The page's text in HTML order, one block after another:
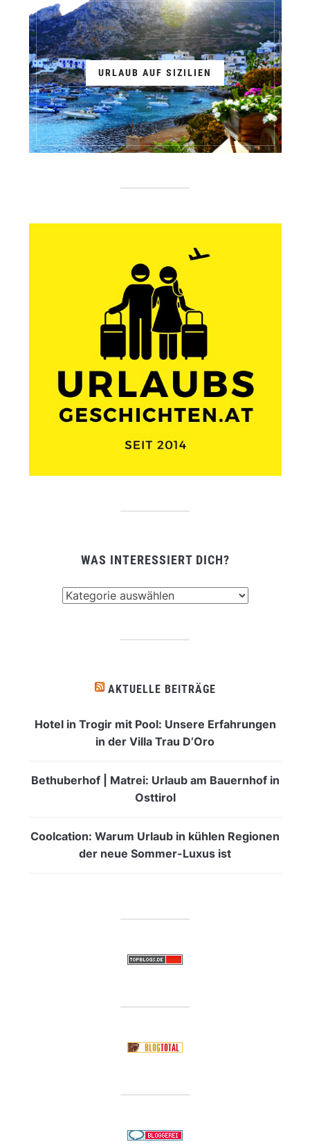
URLAUB AUF SIZILIEN
WAS INTERESSIERT DICH?
AKTUELLE BEITRÄGE
Hotel in Trogir mit Pool: Unsere Erfahrungen
in der Villa Trau D’Oro
Bethuberhof | Matrei: Urlaub am Bauernhof in
Osttirol
Coolcation: Warum Urlaub in kühlen Regionen
der neue Sommer-Luxus ist